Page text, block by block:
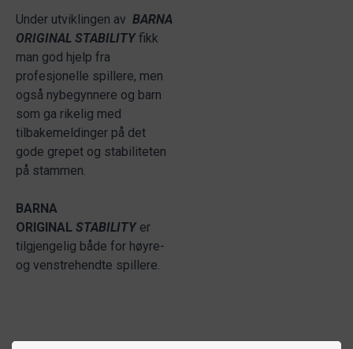
Under utviklingen av BARNA
ORIGINAL STABILITYfikk
man god hjelp fra
profesjonelle spillere, men
også nybegynnere og barn
som ga rikelig med
tilbakemeldinger på det
gode grepet og stabiliteten
på stammen.
BARNA
ORIGINAL STABILITYer
tilgjengelig både for høyre-
og venstrehendte spillere.